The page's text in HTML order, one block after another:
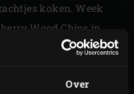
Over
koken. Week
Wood Chips in
het membraan